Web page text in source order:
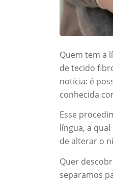
Quem tem a
de tecido
notícia: é
conhecida
Esse
língua, a
de alterar o
Quer
separamos